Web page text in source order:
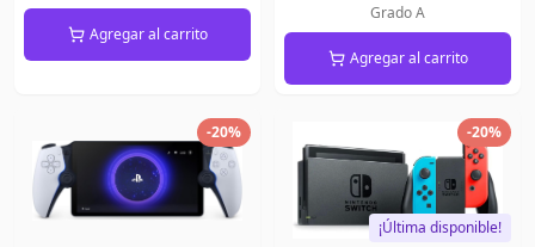
Agregar al carrito
Grado A
Agregar al carrito
-20% -20%
¡Última disponible!